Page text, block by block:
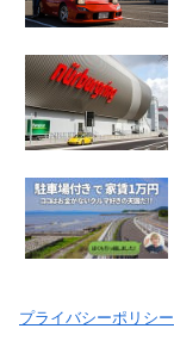
プライバシーポリシー